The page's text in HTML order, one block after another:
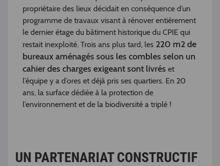
propriétaire des lieux décidait en conséquence d’un
programme de travaux visant à rénover entièrement
le dernier étage du bâtiment historique du CPIE qui
restait inexploité. Trois ans plus tard, les 220 m2 de
bureaux aménagés sous les combles selon un
cahier des charges exigeant sont livrés et
l’équipe y a d’ores et déjà pris ses quartiers. En 20
ans, la surface dédiée à la protection de
l’environnement et de la biodiversité a triplé !
UN PARTENARIAT CONSTRUCTIF